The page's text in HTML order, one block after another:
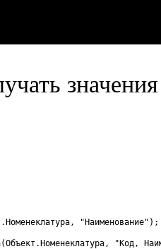
значения
.Номенеклатура, "Наименование" ) ;
(Объект .Номенеклатура, "Код,